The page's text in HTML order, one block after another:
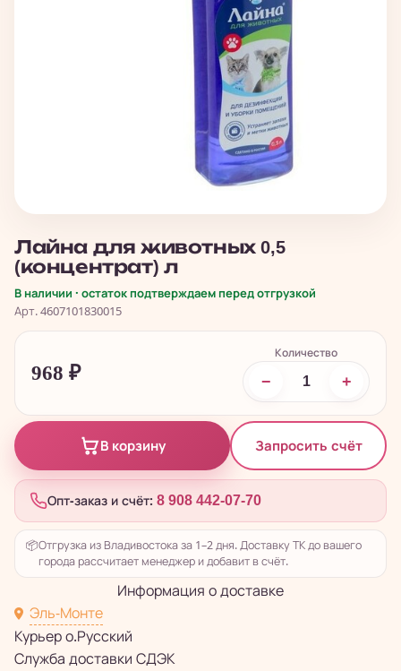
Лайна для животных 0,5
(концентрат) л
В наличии · остаток подтверждаем перед отгрузкой
Арт. 4607101830015
968 ₽
Количество
− +
В корзину Запросить счёт
Опт-заказ и счёт: 8 908 442-07-70
📦Отгрузка из Владивостока за 1–2 дня. Доставку ТК до вашего
города рассчитает менеджер и добавит в счёт.
Информация о доставке
Эль-Монте
Курьер о.Русский
Служба доставки СДЭК